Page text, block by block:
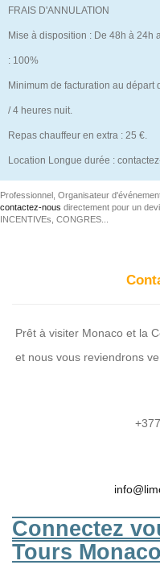
FRAIS D'ANNULATION
Mise à disposition : De 48h à 24h
: 100%
Minimum de facturation au
/ 4 heures nuit.
Repas chauffeur en extra : 25 €.
Location Longue durée :
Professionnel, Organisateur
contactez-nous directement pour un
INCENTIVEs, CONGRES...
Prêt à visiter Monaco et la
et nous vous reviendrons
Connectez
Tours